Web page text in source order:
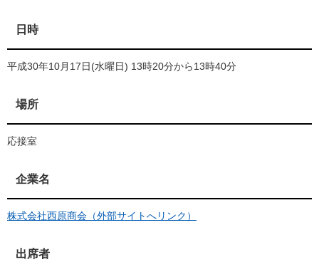
日時
平成30年10月17日(水曜日) 13時20分から13時40分
場所
応接室
企業名
株式会社西原商会（外部サイトへリンク）
出席者